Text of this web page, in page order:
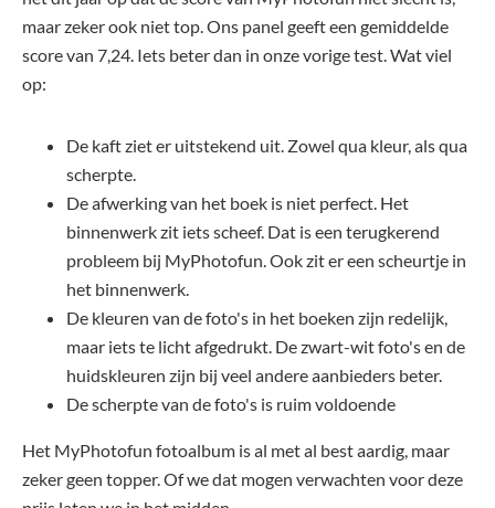
maar zeker ook niet top. Ons panel geeft een gemiddelde
score van 7,24. Iets beter dan in onze vorige test. Wat viel
op:
De kaft ziet er uitstekend uit. Zowel qua kleur, als qua
scherpte.
De afwerking van het boek is niet perfect. Het
binnenwerk zit iets scheef. Dat is een terugkerend
probleem bij MyPhotofun. Ook zit er een scheurtje in
het binnenwerk.
De kleuren van de foto's in het boeken zijn redelijk,
maar iets te licht afgedrukt. De zwart-wit foto's en de
huidskleuren zijn bij veel andere aanbieders beter.
De scherpte van de foto's is ruim voldoende
Het MyPhotofun fotoalbum is al met al best aardig, maar
zeker geen topper. Of we dat mogen verwachten voor deze